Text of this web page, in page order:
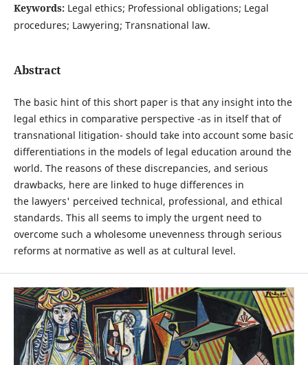
Keywords: Legal ethics; Professional obligations; Legal
procedures; Lawyering; Transnational law.
Abstract
The basic hint of this short paper is that any insight into the
legal ethics in comparative perspective -as in itself that of
transnational litigation- should take into account some basic
differentiations in the models of legal education around the
world. The reasons of these discrepancies, and serious
drawbacks, here are linked to huge differences in
the lawyers' perceived technical, professional, and ethical
standards. This all seems to imply the urgent need to
overcome such a wholesome unevenness through serious
reforms at normative as well as at cultural level.